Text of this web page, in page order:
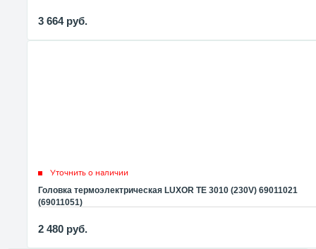
3 664 руб.
Уточнить о наличии
Головка термоэлектрическая LUXOR TE 3010 (230V) 69011021
(69011051)
2 480 руб.